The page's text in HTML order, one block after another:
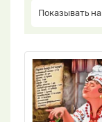
Показывать